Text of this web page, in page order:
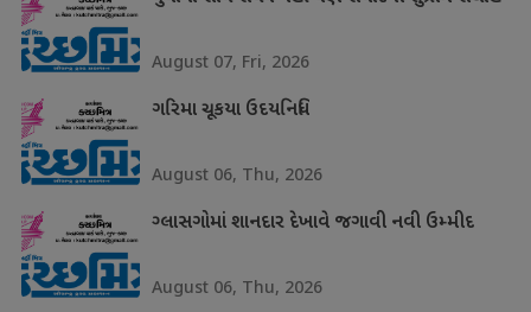
August 07, Fri, 2026
ગરિમા ચૂકયા ઉદયનિધિ
August 06, Thu, 2026
ગ્લાસગોમાં શાનદાર દેખાવે જગાવી નવી ઉમ્મીદ
August 06, Thu, 2026